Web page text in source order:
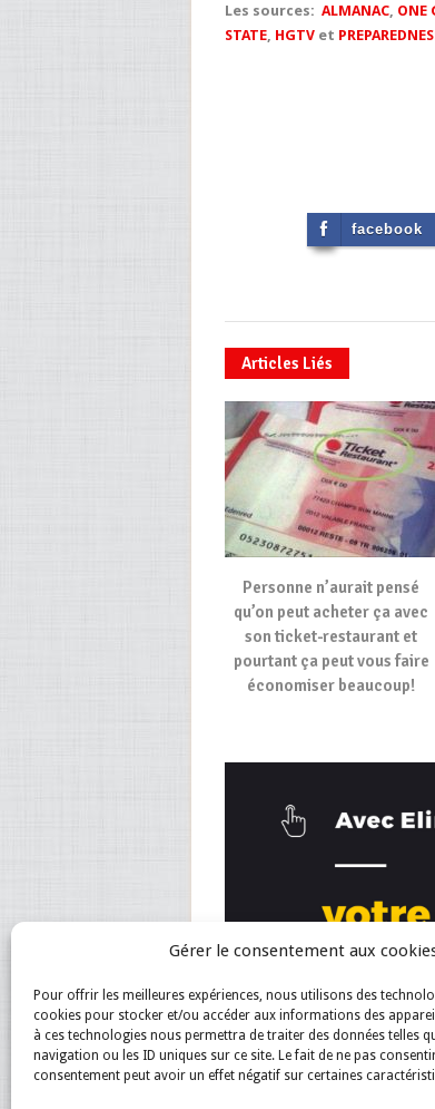
Gérer le consentement aux
Pour offrir les meilleures expériences, nous utilisons des
cookies pour stocker et/ou accéder aux informations des
à ces technologies nous permettra de traiter des données telles
navigation ou les ID uniques sur ce site. Le fait de ne pas
consentement peut avoir un effet négatif sur certaines
Les sources: ALMANAC ONE
STATE HGTV et
facebook
Articles Liés
Personne n’aurait pensé
qu’on peut acheter ça avec
son ticket-restaurant et
pourtant ça peut vous faire
économiser beaucoup!